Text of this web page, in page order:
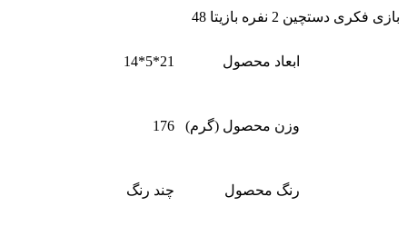
بازی فکری دستچین 2 نفره بازیتا 48
ابعاد محصول 21*5*14
وزن محصول (گرم) 176
رنگ محصول چند رنگ